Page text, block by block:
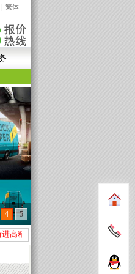
繁体
4 5
高精UV设备+异形裁切设备数台，